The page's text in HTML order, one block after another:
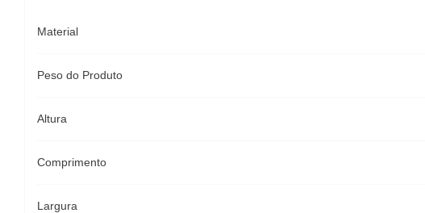
Material
Peso do Produto
Altura
Comprimento
Largura